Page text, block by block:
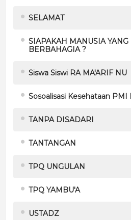
SELAMAT
SIAPAKAH MANUSIA
BERBAHAGIA ?
Siswa Siswi RA MA'ARIF NU
Sosoalisasi Kesehataan PMI
TANPA DISADARI
TANTANGAN
TPQ UNGULAN
TPQ YAMBU'A
USTADZ